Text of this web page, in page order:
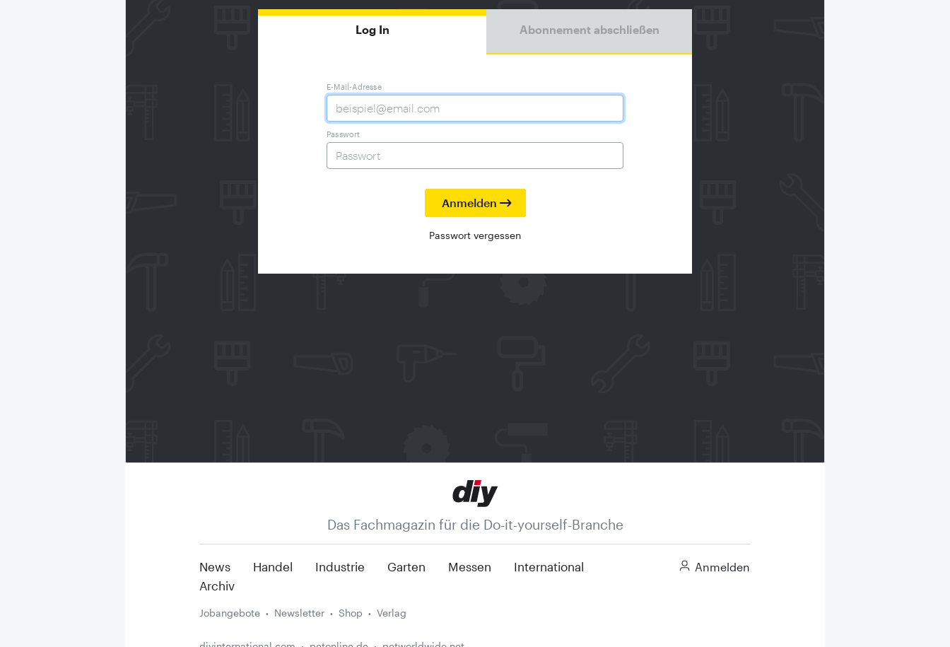
Log In Abonnement abschließen
E-Mail-Adresse
Passwort
Passwort vergessen
Das Fachmagazin für die Do-it-yourself-Branche
News Handel Industrie Garten Messen
International
Archiv
Anmelden
Jobangebote Newsletter Shop Verlag